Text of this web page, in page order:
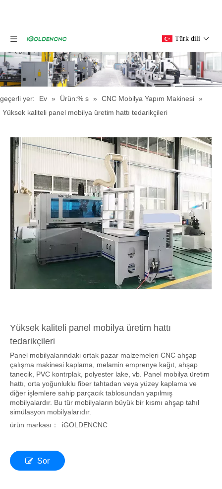
geçerli yer: Ev » Ürün:% s CNC Mobilya Yapım Makinesi »
Yüksek kaliteli panel mobilya üretim hattı tedarikçileri
Yüksek kaliteli panel mobilya üretim hattı
tedarikçileri
Panel mobilyalarındaki ortak pazar malzemeleri CNC ahşap
çalışma makinesi kaplama, melamin emprenye kağıt, ahşap
tanecik, PVC kontrplak, polyester lake, vb. Panel mobilya üretim
hattı, orta yoğunluklu fiber tahtadan veya yüzey kaplama ve
diğer işlemlere sahip parçacık tablosundan yapılmış
mobilyalardır. Bu tür mobilyaların büyük bir kısmı ahşap tahıl
simülasyon mobilyalarıdır.